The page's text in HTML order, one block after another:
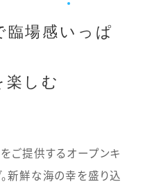
臨場感いっぱ
楽しむ
ご提供するオープンキ
新鮮な海の幸を盛り込